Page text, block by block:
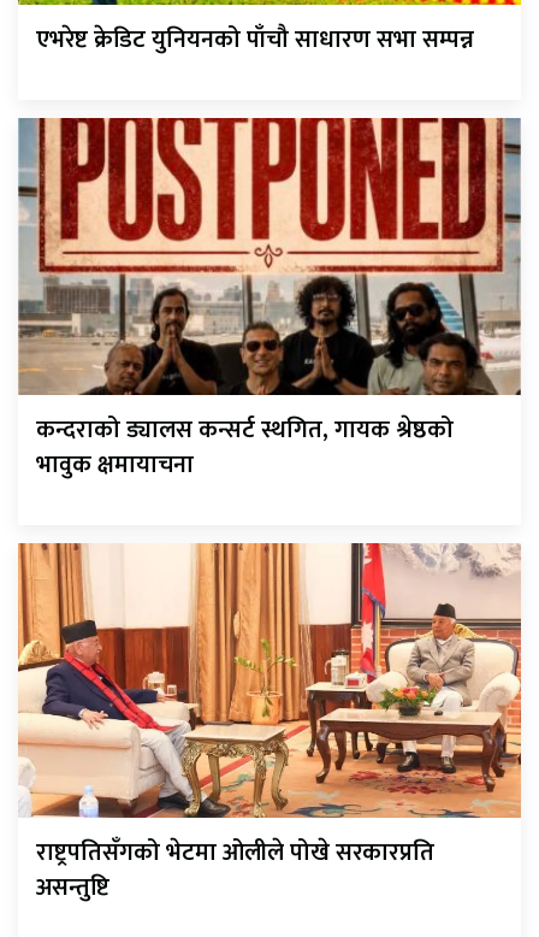
एभरेष्ट क्रेडिट युनियनको पाँचौ साधारण सभा सम्पन्न
कन्दराको ड्यालस कन्सर्ट स्थगित, गायक श्रेष्ठको
भावुक क्षमायाचना
राष्ट्रपतिसँगको भेटमा ओलीले पोखे सरकारप्रति
असन्तुष्टि